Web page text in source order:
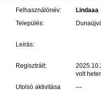
Felhasználónév:
Lindaaa
Település:
Leírás:
Regisztrált:
volt
Utolsó aktivitása
---